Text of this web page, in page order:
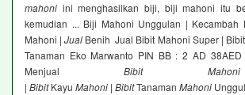
mahoni ini menghasilkan biji, biji mahoni itu
kemudian ... Biji Mahoni Unggulan | Kecambah
Mahoni |Jual Benih Jual Bibit Mahoni Super |
Tanaman Eko Marwanto PIN BB : 2 AD
MenjualBibit Mahoni
| BibitKayu Mahoni | BibitTanaman Mahoni